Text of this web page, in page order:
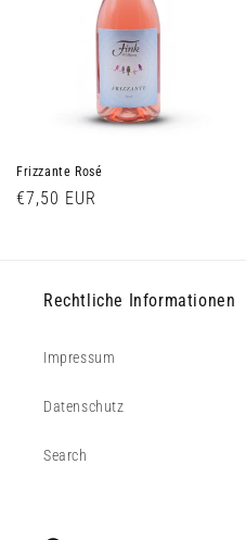
Frizzante Rosé
Normaler
€7,50 EUR
Rechtliche Informationen
Impressum
Datenschutz
Search